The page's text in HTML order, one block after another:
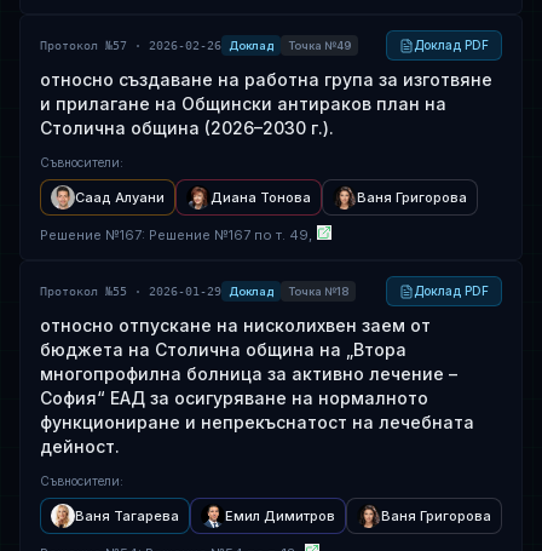
Протокол №57 · 2026-02-26 Доклад Точка №49 Доклад PDF
относно създаване на работна група за изготвяне
и прилагане на Общински антираков план на
Столична община (2026–2030 г.).
Съвносители:
Саад Алуани Диана Тонова Ваня Григорова
Решение №167: Решение №167 по т. 49,
Протокол №55 · 2026-01-29 Доклад Точка №18 Доклад PDF
относно отпускане на нисколихвен заем от
бюджета на Столична община на „Втора
многопрофилна болница за активно лечение –
София“ ЕАД за осигуряване на нормалното
функциониране и непрекъснатост на лечебната
дейност.
Съвносители:
Ваня Тагарева Емил Димитров Ваня Григорова